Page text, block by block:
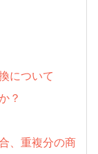
について
？
、重複分の商